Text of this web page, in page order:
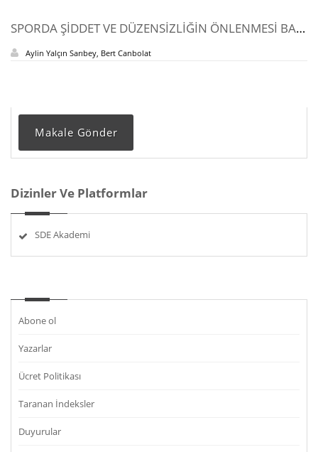
SPORDA ŞİDDET VE DÜZENSİZLİĞİN ÖNLENMESİ BAĞLAMINDA COVİD-19 DÖNEMİNDE YER ALAN PROFESYONEL FUTBOL DİSİPLİN KURULU KARARLARININ İNCELENMESİ
Aylin Yalçın Sarıbey, Bert Canbolat
Makale Gönder
Dizinler Ve Platformlar
SDE Akademi
Abone ol
Yazarlar
Ücret Politikası
Taranan İndeksler
Duyurular